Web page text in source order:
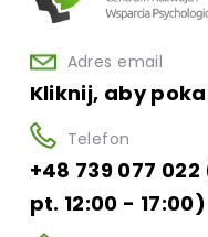
Adres email
Kliknij, aby
Telefon
+48 739 077
pt. 12:00 - 17:00)